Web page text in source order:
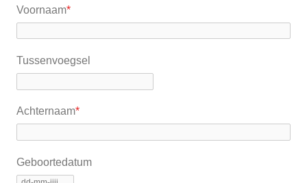
Voornaam*
Tussenvoegsel
Achternaam*
Geboortedatum